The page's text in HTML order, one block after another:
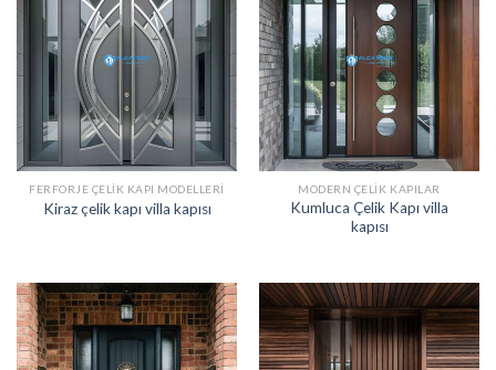
FERFORJE ÇELIK KAPI MODELLERI
Kiraz çelik kapı villa kapısı
MODERN ÇELIK KAPILAR
Kumluca Çelik Kapı villa
kapısı